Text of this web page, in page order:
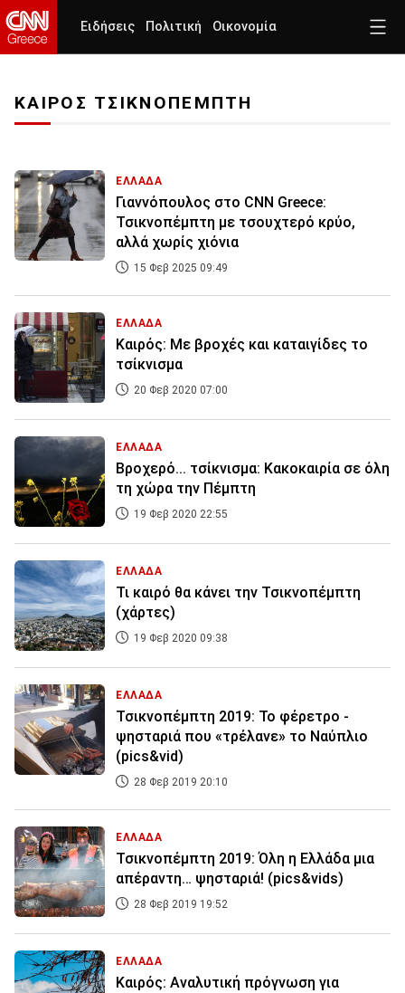
Ειδήσεις Πολιτική Οικονομία
ΚΑΙΡΟΣ ΤΣΙΚΝΟΠΕΜΠΤΗ
ΕΛΛΑΔΑ
Γιαννόπουλος στο CNN Greece:
Τσικνοπέμπτη με τσουχτερό κρύο,
αλλά χωρίς χιόνια
15 Φεβ 2025 09:49
ΕΛΛΑΔΑ
Καιρός: Με βροχές και καταιγίδες το
τσίκνισμα
20 Φεβ 2020 07:00
ΕΛΛΑΔΑ
Βροχερό... τσίκνισμα: Κακοκαιρία σε όλη
τη χώρα την Πέμπτη
19 Φεβ 2020 22:55
ΕΛΛΑΔΑ
Τι καιρό θα κάνει την Τσικνοπέμπτη
(χάρτες)
19 Φεβ 2020 09:38
ΕΛΛΑΔΑ
Τσικνοπέμπτη 2019: Το φέρετρο -
ψησταριά που «τρέλανε» το Ναύπλιο
(pics&vid)
28 Φεβ 2019 20:10
ΕΛΛΑΔΑ
Τσικνοπέμπτη 2019: Όλη η Ελλάδα μια
απέραντη… ψησταριά! (pics&vids)
28 Φεβ 2019 19:52
ΕΛΛΑΔΑ
Καιρός: Αναλυτική πρόγνωση για